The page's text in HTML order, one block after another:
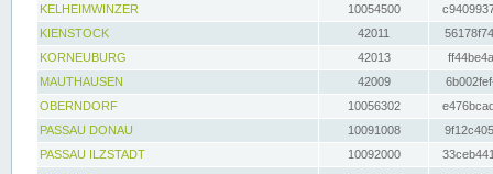
KELHEIMWINZER
10054500
KIENSTOCK
42011
KORNEUBURG
42013
MAUTHAUSEN
42009
OBERNDORF
10056302
PASSAU DONAU
10091008
PASSAU ILZSTADT
10092000